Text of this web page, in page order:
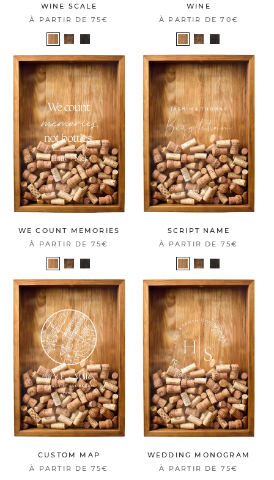
WINE SCALE
À PARTIR DE 75€
WINE
À PARTIR DE70€
WE COUNT MEMORIES
À PARTIR DE 75€
SCRIPT NAME
À PARTIR DE 75€
CUSTOM MAP
À PARTIR DE 75€
WEDDING MONOGRAM
À PARTIR DE 75€